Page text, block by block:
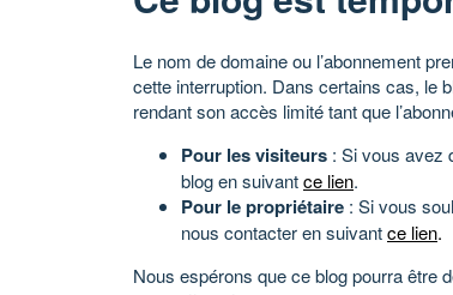
Le nom de domaine ou l’abonnement
cette interruption. Dans certains cas, le
rendant son accès limité tant que
Pour les visiteurs : Si vous avez
blog en suivantce lien.
Pour le propriétaire : Si vous
nous contacter en suivantce lien.
Nous espérons que ce blog pourra être